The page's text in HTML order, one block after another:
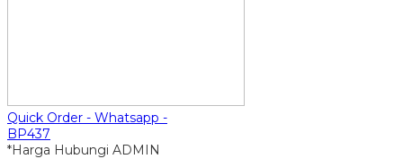
Quick Order - Whatsapp -
BP437
*Harga Hubungi ADMIN